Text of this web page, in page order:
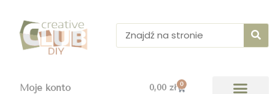
treści
Moje konto 0,00 zł 0
Wózek